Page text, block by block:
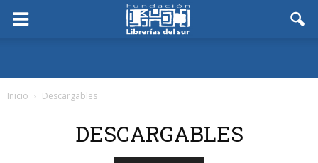
Inicio Descargables
DESCARGABLES